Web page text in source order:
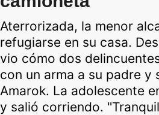
Aterrorizada, la menor
refugiarse en su casa.
vio cómo dos
con un arma a su padre y
Amarok. La adolescente
y salió corriendo.